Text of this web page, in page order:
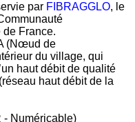
par FIBRAGGLO, le
France.
(Nœud de
du village, qui
haut débit de qualité
haut débit de la
- Numéricable)